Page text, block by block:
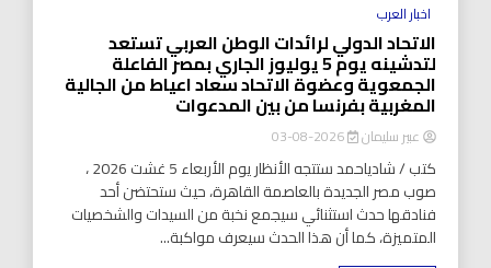
اخبار العرب
الاتحاد الدولي لرائدات الوطن العربي تستعد
لتدشينه يوم 5 يوليوز الجاري بمصر الفاعلة
الجمعوية وعضوة الاتحاد سعاد اعياط من الجالية
المغربية بفرنسا من بين المدعوات
عبير سليمان 2026-08-03
كتب / شادياحمد ستتجه الأنظار يوم الأربعاء 5 غشت 2026 ،
صوب مصر الجديدة بالعاصمة القاهرة، حيث ستحتضن أحد
فنادقها حدث استثنائي سيجمع نخبة من السيدات والشخصيات
المتميزة، كما أن هذا الحدث سيعرف مواكبة...